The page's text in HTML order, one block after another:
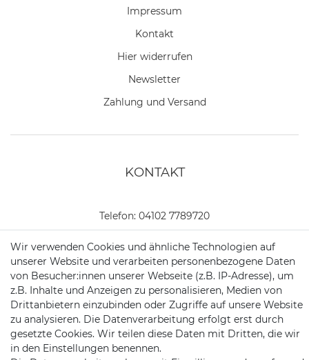
Impressum
Kontakt
Hier widerrufen
Newsletter
Zahlung und Versand
KONTAKT
Telefon: 04102 7789720
Mail:kundenservice@motionandsports.de
Jochim-Klindt-Str. 5
22926 Ahrensburg
Wir verwenden Cookies und ähnliche Technologien auf
unserer Website und verarbeiten personenbezogene Daten
von Besucher:innen unserer Webseite (z.B. IP-Adresse), um
z.B. Inhalte und Anzeigen zu personalisieren, Medien von
Drittanbietern einzubinden oder Zugriffe auf unsere Website
zu analysieren. Die Datenverarbeitung erfolgt erst durch
gesetzte Cookies. Wir teilen diese Daten mit Dritten, die wir
in den Einstellungen benennen.